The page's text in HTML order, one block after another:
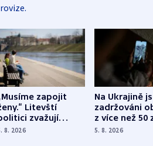
zapojit
Litevští
zvažují
o
8. 2026
Na Ukrajině
zadržováni
z více než 50
Bojovali na
5. 8. 2026